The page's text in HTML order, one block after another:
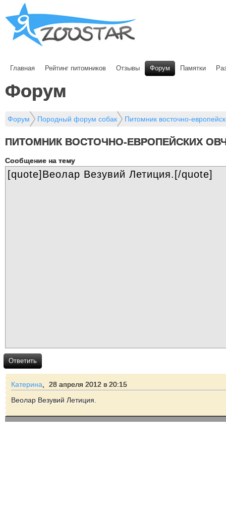
Главная Рейтинг питомников Отзывы Форум Памятки
Форум
Форум Породный форум собак Питомник восточно-
ПИТОМНИК ВОСТОЧНО-ЕВРОПЕЙСКИХ
Cообщение на тему
Ответить
Катерина
28 апреля 2012 в 20:15
Веолар Везувий Летиция.